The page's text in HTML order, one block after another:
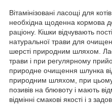
Вітамінізовані ласощі для
необхідна щоденна кормова
раціону. Кішки відчувають
натуральної трави для
шерсті природним шляхом.
трави і при регулярному
природне очищення шлунка
природним шляхом, при цьому
позивів на блювоту і мають
відмінні смакові якості і з